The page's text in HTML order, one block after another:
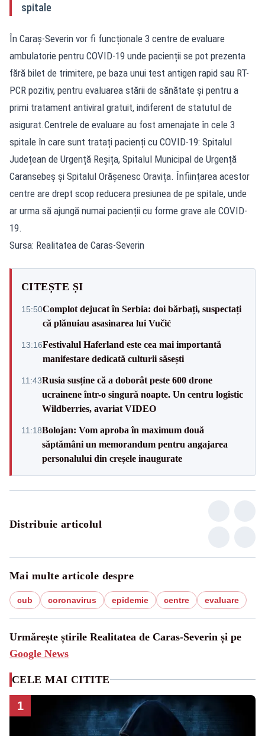
spitale
În Caraș-Severin vor fi funcționale 3 centre de evaluare
ambulatorie pentru COVID-19 unde pacienții se pot prezenta
fără bilet de trimitere, pe baza unui test antigen rapid sau RT-
PCR pozitiv, pentru evaluarea stării de sănătate și pentru a
primi tratament antiviral gratuit, indiferent de statutul de
asigurat.Centrele de evaluare au fost amenajate în cele 3
spitale în care sunt tratați pacienți cu COVID-19: Spitalul
Județean de Urgență Reșița, Spitalul Municipal de Urgență
Caransebeș și Spitalul Orășenesc Oravița. Înființarea acestor
centre are drept scop reducera presiunea de pe spitale, unde
ar urma să ajungă numai pacienții cu forme grave ale COVID-
19.
Sursa: Realitatea de Caras-Severin
CITEȘTE ȘI
15:50Complot dejucat în Serbia: doi bărbați, suspectați
că plănuiau asasinarea lui Vučić
13:16Festivalul Haferland este cea mai importantă
manifestare dedicată culturii săsești
11:43Rusia susține că a doborât peste 600 drone
ucrainene într-o singură noapte. Un centru logistic
Wildberries, avariat VIDEO
11:18Bolojan: Vom aproba în maximum două
săptămâni un memorandum pentru angajarea
personalului din creșele inaugurate
Distribuie articolul
Mai multe articole despre
cub coronavirus epidemie centre evaluare
Urmărește știrile Realitatea de Caras-Severin și pe
Google News
CELE MAI CITITE
1